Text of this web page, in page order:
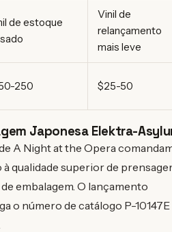
de estoque
Vinil de
relançamento
mais leve
250 $25-50
Japonesa Elektra-
A Night at the Opera
qualidade superior de
embalagem. O lançamento
o número de catálogo P-10147E